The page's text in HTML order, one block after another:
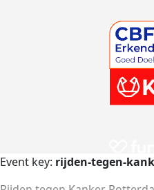
Event key: rijden-tegen-